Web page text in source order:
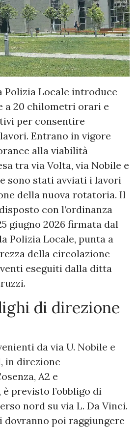
Polizia Locale introduce
a 20 chilometri orari e
per consentire
Entrano in vigore
alla viabilità
tra via Volta, via Nobile e
sono stati avviati i lavori
della nuova rotatoria. Il
con l’ordinanza
giugno 2026 firmata dal
Polizia Locale, punta a
della circolazione
eseguiti dalla ditta
di direzione
da via U. Nobile e
in direzione
A2 e
previsto l’obbligo di
nord su via L. Da Vinci.
poi raggiungere